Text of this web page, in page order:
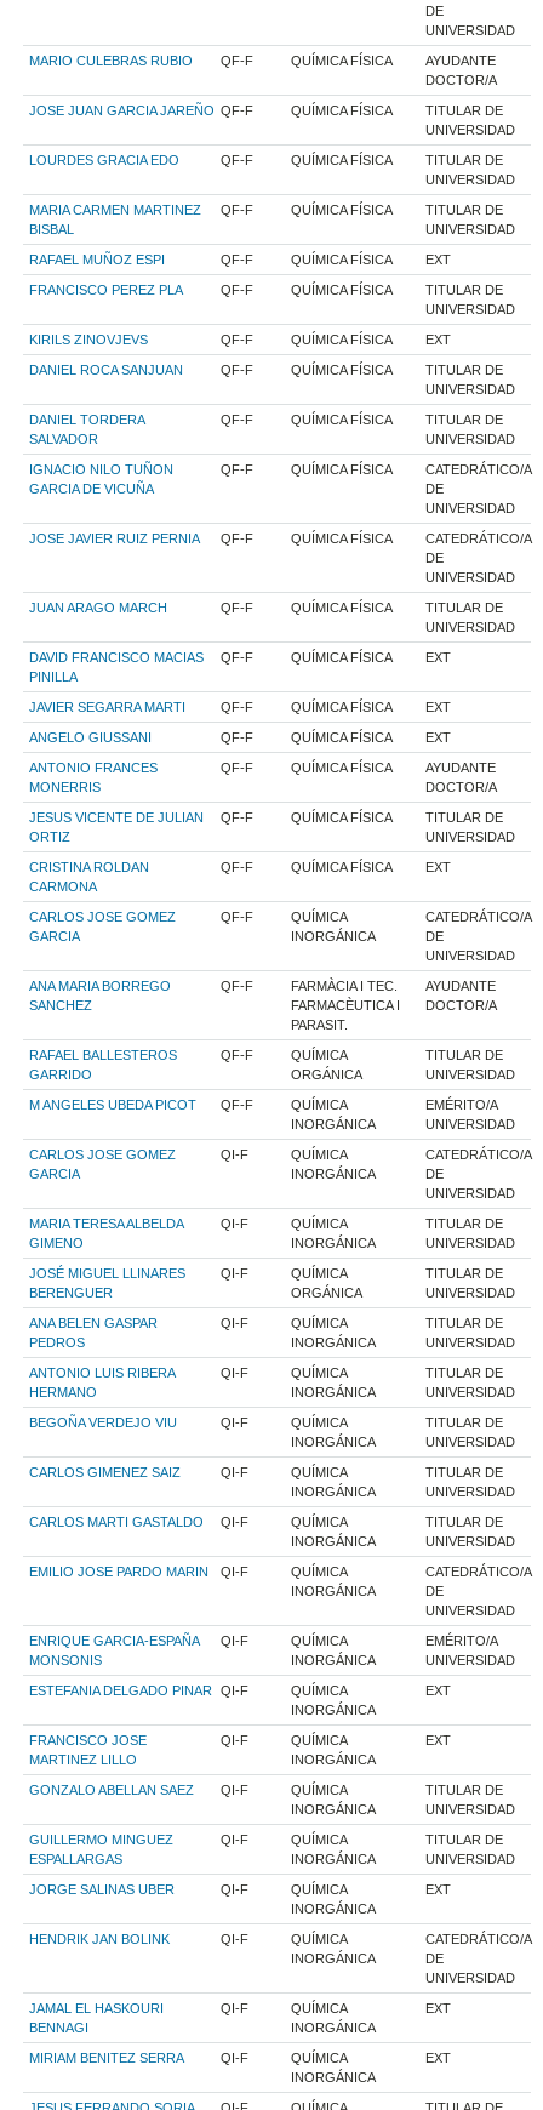
DE
UNIVERSIDAD
MARIO CULEBRAS RUBIO QF-F QUÍMICA FÍSICA
AYUDANTE
DOCTOR/A
JOSE JUAN GARCIA JAREÑO QF-F QUÍMICA FÍSICA
TITULAR DE
UNIVERSIDAD
LOURDES GRACIA EDO QF-F QUÍMICA FÍSICA
TITULAR DE
UNIVERSIDAD
MARIA CARMEN MARTINEZ
BISBAL
QF-F QUÍMICA FÍSICA
TITULAR DE
UNIVERSIDAD
RAFAEL MUÑOZ ESPI QF-F QUÍMICA FÍSICA EXT
FRANCISCO PEREZ PLA QF-F QUÍMICA FÍSICA
TITULAR DE
UNIVERSIDAD
KIRILS ZINOVJEVS QF-F QUÍMICA FÍSICA EXT
DANIEL ROCA SANJUAN QF-F QUÍMICA FÍSICA
TITULAR DE
UNIVERSIDAD
DANIEL TORDERA
SALVADOR
QF-F QUÍMICA FÍSICA
TITULAR DE
UNIVERSIDAD
IGNACIO NILO TUÑON
GARCIA DE VICUÑA
QF-F QUÍMICA FÍSICA
CATEDRÁTICO/A
DE
UNIVERSIDAD
JOSE JAVIER RUIZ PERNIA QF-F QUÍMICA FÍSICA
CATEDRÁTICO/A
DE
UNIVERSIDAD
JUAN ARAGO MARCH QF-F QUÍMICA FÍSICA
TITULAR DE
UNIVERSIDAD
DAVID FRANCISCO MACIAS
PINILLA
QF-F QUÍMICA FÍSICA EXT
JAVIER SEGARRA MARTI QF-F QUÍMICA FÍSICA EXT
ANGELO GIUSSANI QF-F QUÍMICA FÍSICA EXT
ANTONIO FRANCES
MONERRIS
QF-F QUÍMICA FÍSICA
AYUDANTE
DOCTOR/A
JESUS VICENTE DE JULIAN
ORTIZ
QF-F QUÍMICA FÍSICA
TITULAR DE
UNIVERSIDAD
CRISTINA ROLDAN
CARMONA
QF-F QUÍMICA FÍSICA EXT
CARLOS JOSE GOMEZ
GARCIA
QF-F
QUÍMICA
INORGÁNICA
CATEDRÁTICO/A
DE
UNIVERSIDAD
ANA MARIA BORREGO
SANCHEZ
QF-F
FARMÀCIA I TEC.
FARMACÈUTICA I
PARASIT.
AYUDANTE
DOCTOR/A
RAFAEL BALLESTEROS
GARRIDO
QF-F
QUÍMICA
ORGÁNICA
TITULAR DE
UNIVERSIDAD
M ANGELES UBEDA PICOT QF-F
QUÍMICA
INORGÁNICA
EMÉRITO/A
UNIVERSIDAD
CARLOS JOSE GOMEZ
GARCIA
QI-F
QUÍMICA
INORGÁNICA
CATEDRÁTICO/A
DE
UNIVERSIDAD
MARIA TERESA ALBELDA
GIMENO
QI-F
QUÍMICA
INORGÁNICA
TITULAR DE
UNIVERSIDAD
JOSÉ MIGUEL LLINARES
BERENGUER
QI-F
QUÍMICA
ORGÁNICA
TITULAR DE
UNIVERSIDAD
ANA BELEN GASPAR
PEDROS
QI-F
QUÍMICA
INORGÁNICA
TITULAR DE
UNIVERSIDAD
ANTONIO LUIS RIBERA
HERMANO
QI-F
QUÍMICA
INORGÁNICA
TITULAR DE
UNIVERSIDAD
BEGOÑA VERDEJO VIU QI-F
QUÍMICA
INORGÁNICA
TITULAR DE
UNIVERSIDAD
CARLOS GIMENEZ SAIZ QI-F
QUÍMICA
INORGÁNICA
TITULAR DE
UNIVERSIDAD
CARLOS MARTI GASTALDO QI-F
QUÍMICA
INORGÁNICA
TITULAR DE
UNIVERSIDAD
EMILIO JOSE PARDO MARIN QI-F
QUÍMICA
INORGÁNICA
CATEDRÁTICO/A
DE
UNIVERSIDAD
ENRIQUE GARCIA-ESPAÑA
MONSONIS
QI-F
QUÍMICA
INORGÁNICA
EMÉRITO/A
UNIVERSIDAD
ESTEFANIA DELGADO PINAR QI-F
QUÍMICA
INORGÁNICA
EXT
FRANCISCO JOSE
MARTINEZ LILLO
QI-F
QUÍMICA
INORGÁNICA
EXT
GONZALO ABELLAN SAEZ QI-F
QUÍMICA
INORGÁNICA
TITULAR DE
UNIVERSIDAD
GUILLERMO MINGUEZ
ESPALLARGAS
QI-F
QUÍMICA
INORGÁNICA
TITULAR DE
UNIVERSIDAD
JORGE SALINAS UBER QI-F
QUÍMICA
INORGÁNICA
EXT
HENDRIK JAN BOLINK QI-F
QUÍMICA
INORGÁNICA
CATEDRÁTICO/A
DE
UNIVERSIDAD
JAMAL EL HASKOURI
BENNAGI
QI-F
QUÍMICA
INORGÁNICA
EXT
MIRIAM BENITEZ SERRA QI-F
QUÍMICA
INORGÁNICA
EXT